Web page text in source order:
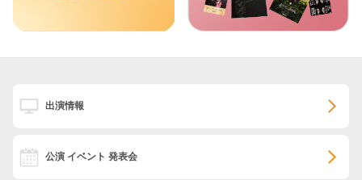
出演情報
公演 イベント 発表会